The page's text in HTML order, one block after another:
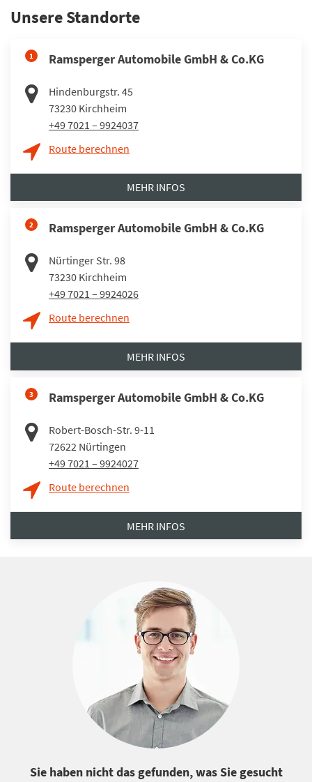
Unsere Standorte
1 Ramsperger Automobile GmbH & Co.KG
Hindenburgstr. 45
73230 Kirchheim
+49 7021 – 9924037
Route berechnen
MEHR INFOS
2 Ramsperger Automobile GmbH & Co.KG
Nürtinger Str. 98
73230 Kirchheim
+49 7021 – 9924026
Route berechnen
MEHR INFOS
3 Ramsperger Automobile GmbH & Co.KG
Robert-Bosch-Str. 9-11
72622 Nürtingen
+49 7021 – 9924027
Route berechnen
MEHR INFOS
Sie haben nicht das gefunden, was Sie gesucht